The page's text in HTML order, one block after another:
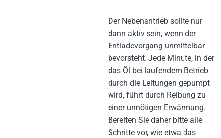
Der Nebenantrieb sollte nur
dann aktiv sein, wenn der
Entladevorgang unmittelbar
bevorsteht. Jede Minute, in der
das Öl bei laufendem Betrieb
durch die Leitungen gepumpt
wird, führt durch Reibung zu
einer unnötigen Erwärmung.
Bereiten Sie daher bitte alle
Schritte vor, wie etwa das